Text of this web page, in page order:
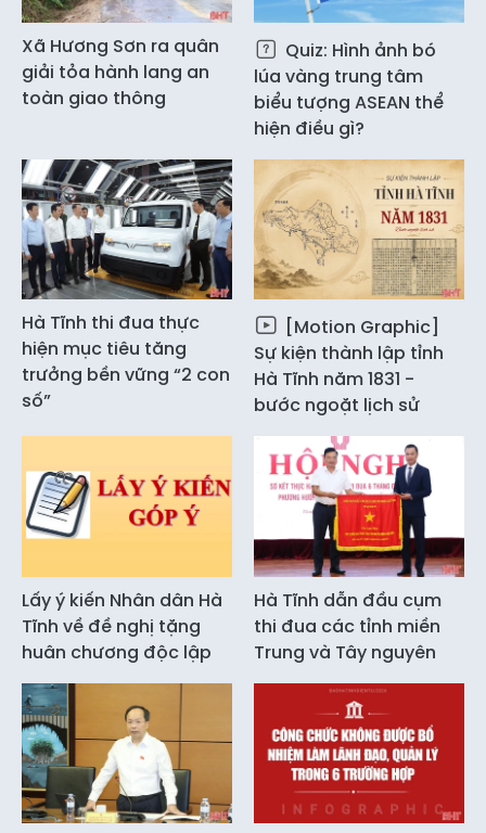
Xã Hương Sơn ra quân
giải tỏa hành lang an
toàn giao thông
Quiz: Hình ảnh bó
lúa vàng trung tâm
biểu tượng ASEAN thể
hiện điều gì?
Hà Tĩnh thi đua thực
hiện mục tiêu tăng
trưởng bền vững “2 con
số”
[Motion Graphic]
Sự kiện thành lập tỉnh
Hà Tĩnh năm 1831 -
bước ngoặt lịch sử
Lấy ý kiến Nhân dân Hà
Tĩnh về đề nghị tặng
huân chương độc lập
Hà Tĩnh dẫn đầu cụm
thi đua các tỉnh miền
Trung và Tây nguyên